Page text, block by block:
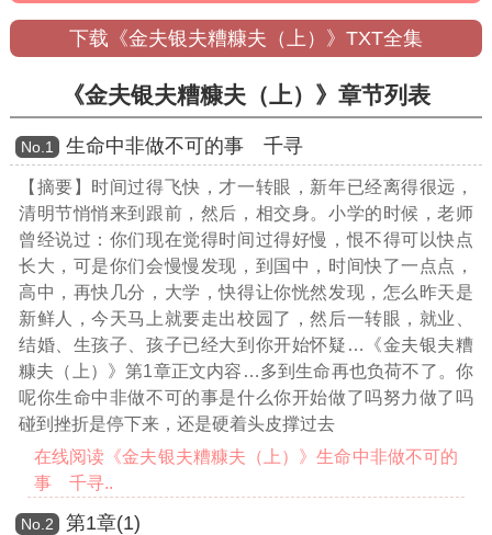
下载《金夫银夫糟糠夫（上）》TXT全集
《金夫银夫糟糠夫（上）》章节列表
Νο.1 生命中非做不可的事 千寻
【摘要】时间过得飞快，才一转眼，新年已经离得很远，
清明节悄悄来到跟前，然后，相交身。小学的时候，老师
曾经说过：你们现在觉得时间过得好慢，恨不得可以快点
长大，可是你们会慢慢发现，到国中，时间快了一点点，
高中，再快几分，大学，快得让你恍然发现，怎么昨天是
新鲜人，今天马上就要走出校园了，然后一转眼，就业、
结婚、生孩子、孩子已经大到你开始怀疑 …《金夫银夫糟
糠夫（上）》第1章正文内容…多到生命再也负荷不了。你
呢你生命中非做不可的事是什么你开始做了吗努力做了吗
碰到挫折是停下来，还是硬着头皮撑过去
在线阅读《金夫银夫糟糠夫（上）》生命中非做不可的
事 千寻..
Νο.2 第1章(1)